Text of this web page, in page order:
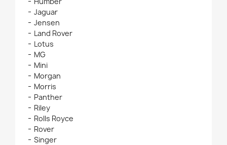
Jaguar
Jensen
Land Rover
Lotus
MG
Mini
Morgan
Morris
Panther
Riley
Rolls Royce
Rover
Singer